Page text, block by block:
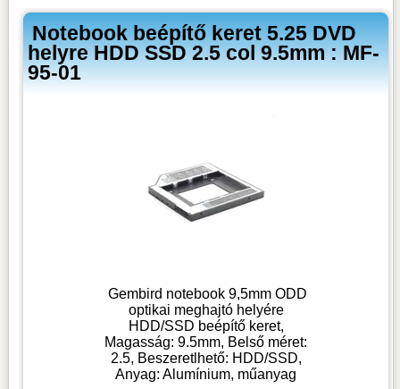
Notebook beépítő keret 5.25 DVD
helyre HDD SSD 2.5 col 9.5mm : MF-
95-01
Gembird notebook 9,5mm ODD
optikai meghajtó helyére
HDD/SSD beépítő keret,
Magasság: 9.5mm, Belső méret:
2.5, Beszeretlhető: HDD/SSD,
Anyag: Alumínium, műanyag